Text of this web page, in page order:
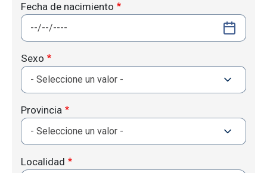
Fecha de nacimiento
Fecha
Sexo
Provincia
Localidad